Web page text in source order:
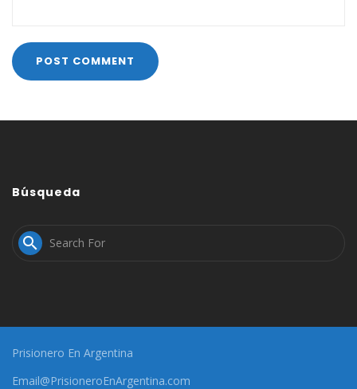
Búsqueda

Prisionero En Argentina
Email@PrisioneroEnArgentina.com